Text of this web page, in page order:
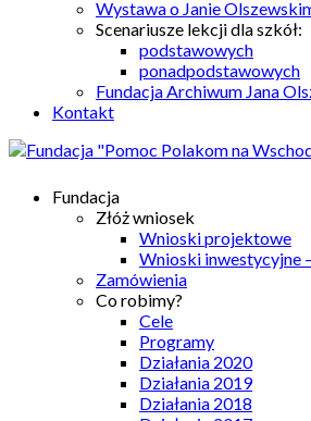
Wystawa o Janie
Scenariusze lekcji dla szkół:
podstawowych
ponadpodstawowych
Fundacja Archiwum Jana
Kontakt
Fundacja
Złóż wniosek
Wnioski projektowe
Wnioski inwestycyjne
Zamówienia
Co robimy?
Cele
Programy
Działania 2020
Działania 2019
Działania 2018